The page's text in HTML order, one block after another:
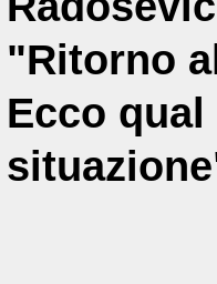
"Ritorno
Ecco qual